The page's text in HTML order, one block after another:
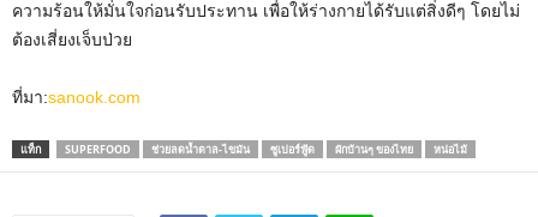
ความร้อนให้มั่นใจก่อนรับประทาน เพื่อให้ร่างกายได้รับแต่สิ่งดีๆ โดยไม่
ต้องเสี่ยงเจ็บป่วย
ที่มา:sanook.com
แท็ก SUPERFOOD ช่วยลดน้ำตาล-ไขมัน ซูเปอร์ฟู้ด ผักบ้านๆ ของไทย หน่อไม้